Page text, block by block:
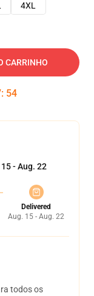
4XL
CARRINHO
: 54
- Aug. 22
Delivered
Aug. 15 - Aug. 22
todos os